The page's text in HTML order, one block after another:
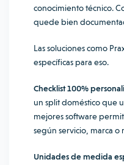
conocimiento técnico.
quede bien
Las soluciones como
específicas para eso.
Checklist 100%
un split doméstico que
mejores software
según servicio, marca o
Unidades de medida